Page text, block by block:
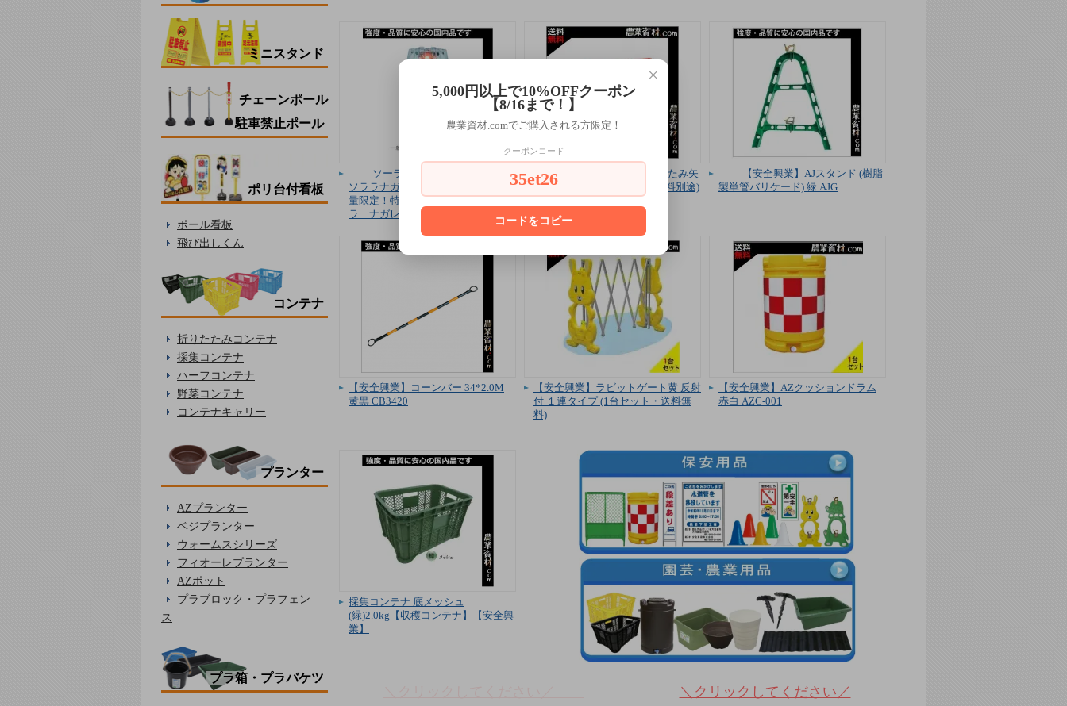
ミニスタンド
チェーンポール
駐車禁止ポール
ポリ台付看板
ポール看板
飛び出しくん
コンテナ
折りたたみコンテナ
採集コンテナ
ハーフコンテナ
野菜コンテナ
コンテナキャリー
プランター
AZプランター
ベジプランター
ウォームスシリーズ
フィオーレプランター
AZポット
プラブロック・プラフェン
ス
プラ箱・プラバケツ
ソーラー 工事灯 保安灯
ソララナガレ SS-S113RG-B 数
量限定！特売 アウトレット ソラ
ラ ナガレ
【安全興業】ブロー製折りたたみ矢
印板 BOA2-01C 赤/白 (1台 送料別途)
【安全興業】AJスタンド (樹脂
製単管バリケード) 緑 AJG
【安全興業】コーンバー 34*2.0M
黄黒 CB3420
【安全興業】ラビットゲート黄 反射
付 １連タイプ (1台セット・送料無
料)
【安全興業】AZクッションドラム
赤白 AZC-001
採集コンテナ 底メッシュ
(緑)2.0kg【収穫コンテナ】【安全興
業】
＼クリックしてください／
×
5,000円以上で10%OFFクーポン
【8/16まで！】
農業資材.comでご購入される方限定！
クーポンコード
35et26
コードをコピー